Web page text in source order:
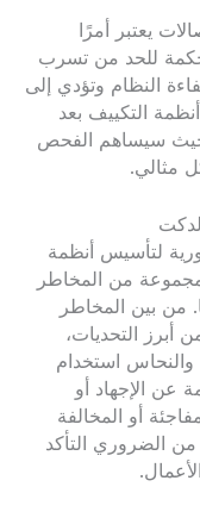
يعتبر أمرًا
للحد من تسرب
النظام وتؤدي إلى
التكييف بعد
حيث سيساهم الفحص
مثالي.
لتأسيس أنظمة
مجموعة من المخاطر
من بين المخاطر
أبرز التحديات،
استخدام
عن الإجهاد أو
أو المخالفة
الضروري التأكد